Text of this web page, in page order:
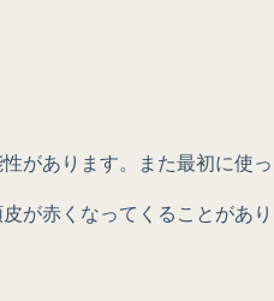
があります。また最初に使
が赤くなってくることがあり